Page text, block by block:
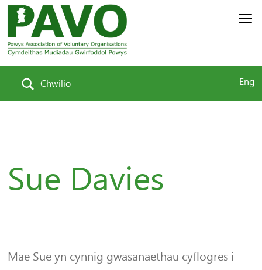
Chwilio Eng
Sue Davies
Mae Sue yn cynnig gwasanaethau cyflogres i